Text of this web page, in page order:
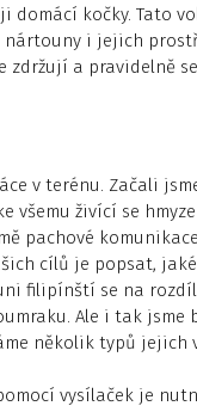
domácí kočky. Tato
i jejich
zdržují a pravidelně
v terénu. Začali
všemu živící se
pachové
cílů je popsat,
filipínští se na
Ale i tak
několik typů jejich
vysílaček je